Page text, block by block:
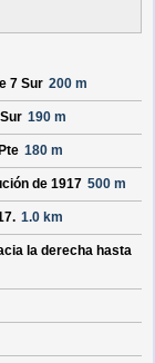
7 Sur 200 m
190 m
180 m
de 1917 500 m
. 1.0 km
la derecha hasta